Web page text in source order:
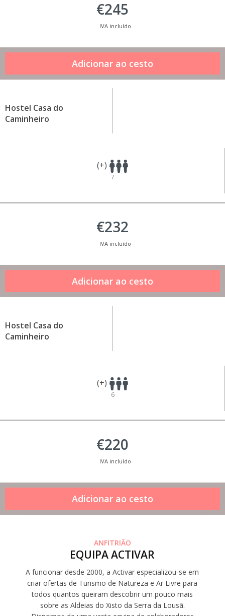
€245
IVA incluído
Hostel Casa do
Caminheiro
(+)
7
€232
IVA incluído
Hostel Casa do
Caminheiro
(+)
6
€220
IVA incluído
ANFITRIÃO
EQUIPA ACTIVAR
A funcionar desde 2000, a Activar especializou-se em
criar ofertas de Turismo de Natureza e Ar Livre para
todos quantos queiram descobrir um pouco mais
sobre as Aldeias do Xisto da Serra da Lousã.